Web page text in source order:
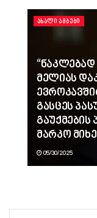
ᲐᲮᲐᲚᲘ ᲐᲛᲑᲔᲑᲘ
მელიას
გასცეს
გაუქმების
მარკო
05/30/2025